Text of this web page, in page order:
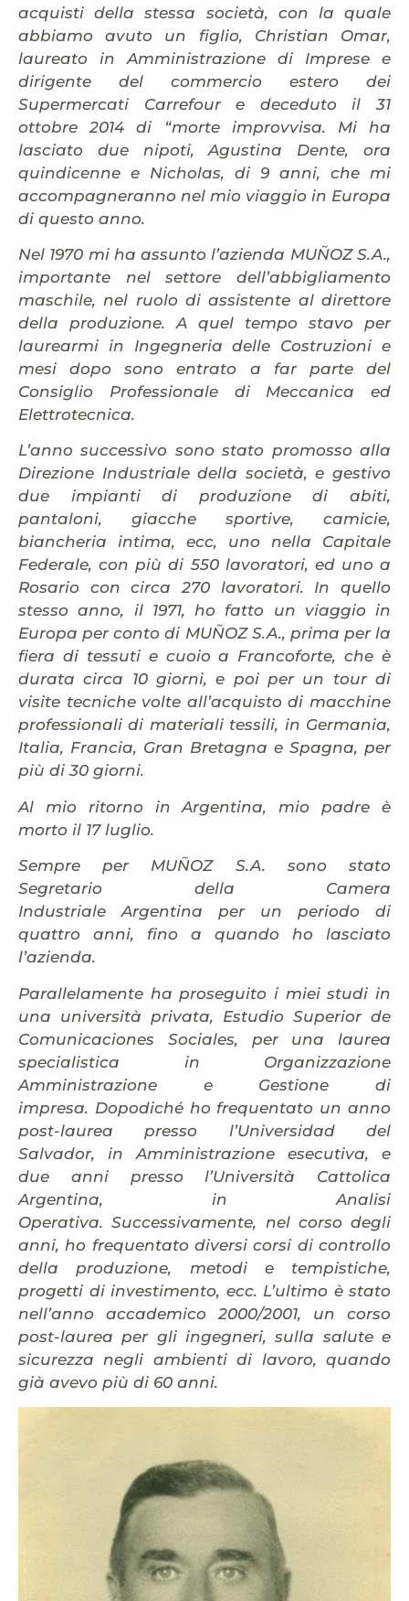
acquisti della stessa società, con la quale
abbiamo avuto un figlio, Christian Omar,
laureato in Amministrazione di Imprese e
dirigente del commercio estero dei
Supermercati Carrefour e deceduto il 31
ottobre 2014 di “morte improvvisa. Mi ha
lasciato due nipoti, Agustina Dente, ora
quindicenne e Nicholas, di 9 anni, che mi
accompagneranno nel mio viaggio in Europa
di questo anno.
Nel 1970 mi ha assunto l’azienda MUÑOZ S.A.,
importante nel settore dell’abbigliamento
maschile, nel ruolo di assistente al direttore
della produzione. A quel tempo stavo per
laurearmi in Ingegneria delle Costruzioni e
mesi dopo sono entrato a far parte del
Consiglio Professionale di Meccanica ed
Elettrotecnica.
L’anno successivo sono stato promosso alla
Direzione Industriale della società, e gestivo
due impianti di produzione di abiti,
pantaloni, giacche sportive, camicie,
biancheria intima, ecc, uno nella Capitale
Federale, con più di 550 lavoratori, ed uno a
Rosario con circa 270 lavoratori. In quello
stesso anno, il 1971, ho fatto un viaggio in
Europa per conto di MUÑOZ S.A., prima per la
fiera di tessuti e cuoio a Francoforte, che è
durata circa 10 giorni, e poi per un tour di
visite tecniche volte all’acquisto di macchine
professionali di materiali tessili, in Germania,
Italia, Francia, Gran Bretagna e Spagna, per
più di 30 giorni.
Al mio ritorno in Argentina, mio padre è
morto il 17 luglio.
Sempre per MUÑOZ S.A. sono stato
Segretario della Camera
IndustrialeArgentina per un periodo di
quattro anni, fino a quando ho lasciato
l’azienda.
Parallelamente ha proseguito i miei studi in
una università privata, Estudio Superior de
Comunicaciones Sociales, per una laurea
specialistica in Organizzazione
Amministrazione e Gestione di
impresa. Dopodiché ho frequentato un anno
post-laurea presso l’Universidad del
Salvador, in Amministrazione esecutiva, e
due anni presso l’Università Cattolica
Argentina, in Analisi
Operativa. Successivamente, nel corso degli
anni, ho frequentato diversi corsi di controllo
della produzione, metodi e tempistiche,
progetti di investimento, ecc. L’ultimo è stato
nell’anno accademico 2000/2001, un corso
post-laurea per gli ingegneri, sulla salute e
sicurezza negli ambienti di lavoro, quando
già avevo più di 60 anni.